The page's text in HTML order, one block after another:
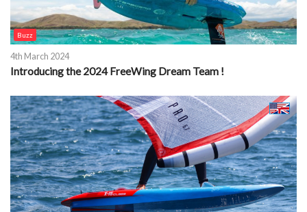
Buzz
4th March 2024
Introducing the 2024 FreeWing Dream Team !